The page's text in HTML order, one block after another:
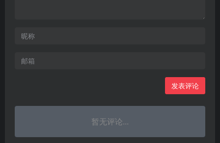
发表评论
暂无评论...